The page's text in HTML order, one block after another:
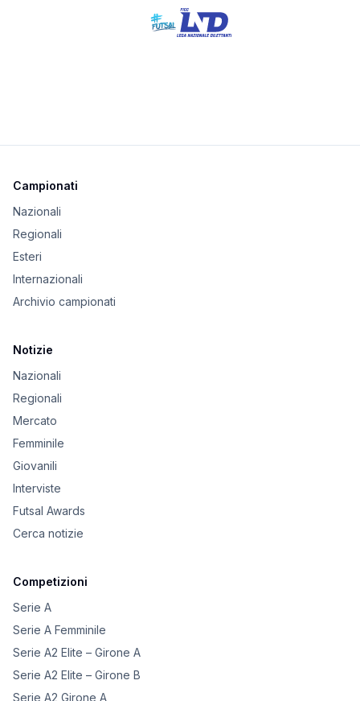
Campionati
Nazionali
Regionali
Esteri
Internazionali
Archivio campionati
Notizie
Nazionali
Regionali
Mercato
Femminile
Giovanili
Interviste
Futsal Awards
Cerca notizie
Competizioni
Serie A
Serie A Femminile
Serie A2 Elite – Girone A
Serie A2 Elite – Girone B
Serie A2 Girone A